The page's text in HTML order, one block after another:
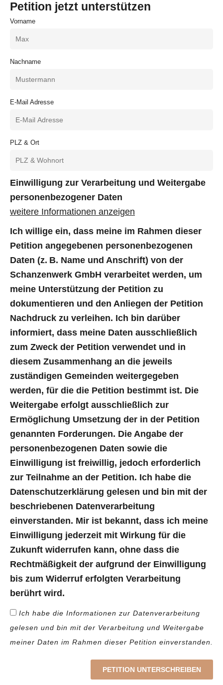
Petition jetzt unterstützen
Vorname
Nachname
E-Mail Adresse
PLZ & Ort
Einwilligung zur Verarbeitung und Weitergabe
personenbezogener Daten
weitere Informationen anzeigen
Ich willige ein, dass meine im Rahmen dieser
Petition angegebenen personenbezogenen
Daten (z. B. Name und Anschrift) von der
Schanzenwerk GmbH verarbeitet werden, um
meine Unterstützung der Petition zu
dokumentieren und den Anliegen der Petition
Nachdruck zu verleihen. Ich bin darüber
informiert, dass meine Daten ausschließlich
zum Zweck der Petition verwendet und in
diesem Zusammenhang an die jeweils
zuständigen Gemeinden weitergegeben
werden, für die die Petition bestimmt ist. Die
Weitergabe erfolgt ausschließlich zur
Ermöglichung Umsetzung der in der Petition
genannten Forderungen. Die Angabe der
personenbezogenen Daten sowie die
Einwilligung ist freiwillig, jedoch erforderlich
zur Teilnahme an der Petition. Ich habe die
Datenschutzerklärung gelesen und bin mit der
beschriebenen Datenverarbeitung
einverstanden. Mir ist bekannt, dass ich meine
Einwilligung jederzeit mit Wirkung für die
Zukunft widerrufen kann, ohne dass die
Rechtmäßigkeit der aufgrund der Einwilligung
bis zum Widerruf erfolgten Verarbeitung
berührt wird.
Ich habe die Informationen zur Datenverarbeitung
gelesen und bin mit der Verarbeitung und Weitergabe
meiner Daten im Rahmen dieser Petition einverstanden.
PETITION UNTERSCHREIBEN